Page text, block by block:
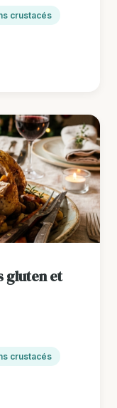
crustacés
gluten et
crustacés